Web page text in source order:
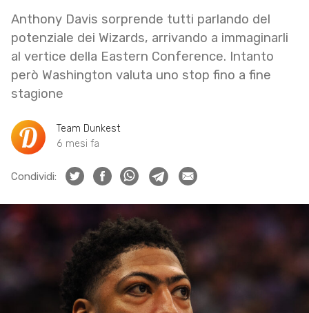
Anthony Davis sorprende tutti parlando del
potenziale dei Wizards, arrivando a immaginarli
al vertice della Eastern Conference. Intanto
però Washington valuta uno stop fino a fine
stagione
Team Dunkest
6 mesi fa
Condividi: